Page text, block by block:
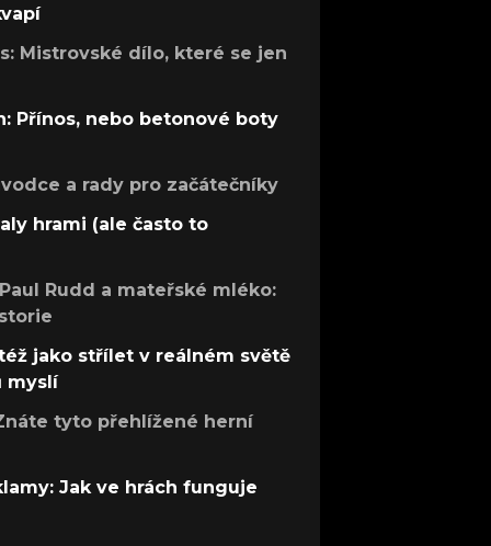
Mistrovské dílo, které se jen
Přínos, nebo betonové boty
a rady pro začátečníky
hrami (ale často to
Rudd a mateřské mléko:
jako střílet v reálném světě
myslí
tyto přehlížené herní
Jak ve hrách funguje